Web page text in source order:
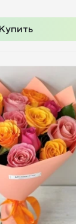
Купить